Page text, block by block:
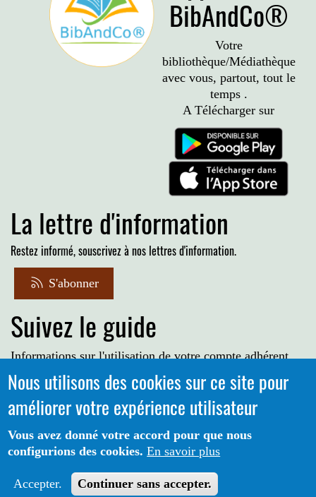
BibAndCo®
Votre
bibliothèque/Médiathèque
avec vous, partout, tout le
temps .
A Télécharger sur
La lettre d'information
Restez informé, souscrivez à nos lettres d'information.
S'abonner
Suivez le guide
Informations sur l'utilisation de votre compte adhérent
Voir le guide
Portail CoLibris® - Copyright© 2026 - LOGIQ Systèmes. Tous
droits réservés -Protection des données
Légales
Nous utilisons des cookies sur ce site pour
améliorer votre expérience utilisateur
Vous avez donné votre accord pour que nous
configurions des cookies. En savoir plus
Accepter. Continuer sans accepter.